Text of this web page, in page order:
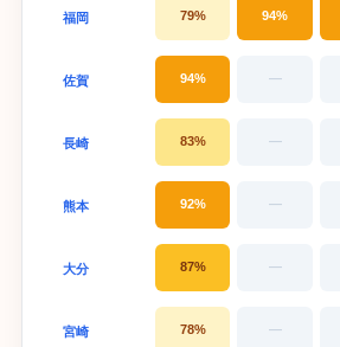
福岡 79% 94%
佐賀 94% —
長崎 83% —
熊本 92% —
大分 87% —
宮崎 78% —